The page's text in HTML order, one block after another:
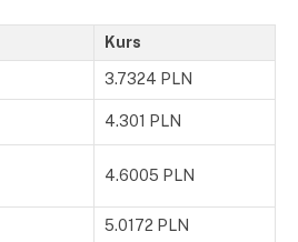
Kurs
3.7324 PLN
4.301 PLN
4.6005 PLN
5.0172 PLN